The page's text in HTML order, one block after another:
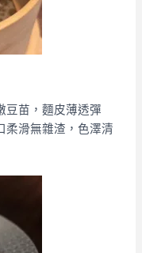
豆苗，麵皮薄透彈
柔滑無雜渣，色澤清